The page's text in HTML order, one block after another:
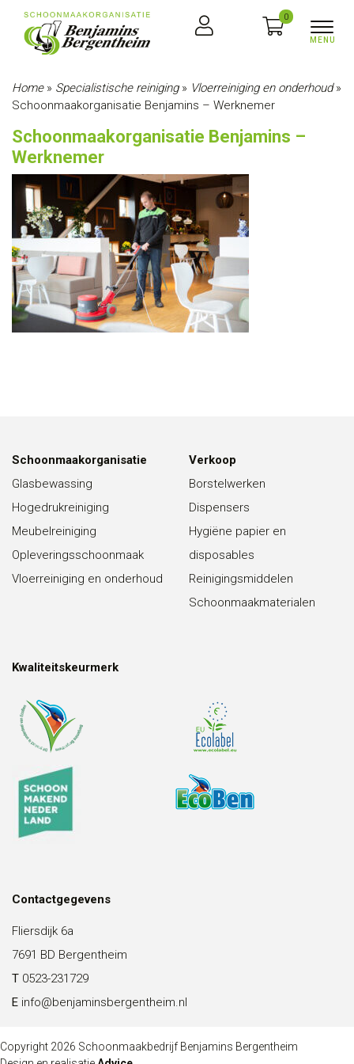
0
Home» Specialistische reiniging» Vloerreiniging en onderhoud»
Schoonmaakorganisatie Benjamins – Werknemer
Schoonmaakorganisatie Benjamins –
Werknemer
Schoonmaakorganisatie
Glasbewassing
Hogedrukreiniging
Meubelreiniging
Opleveringsschoonmaak
Vloerreiniging en onderhoud
Verkoop
Borstelwerken
Dispensers
Hygiëne papier en
disposables
Reinigingsmiddelen
Schoonmaakmaterialen
Kwaliteitskeurmerk
Contactgegevens
Fliersdijk 6a
7691 BD Bergentheim
T 0523-231729
E info@benjaminsbergentheim.nl
Copyright 2026 Schoonmaakbedrijf Benjamins Bergentheim